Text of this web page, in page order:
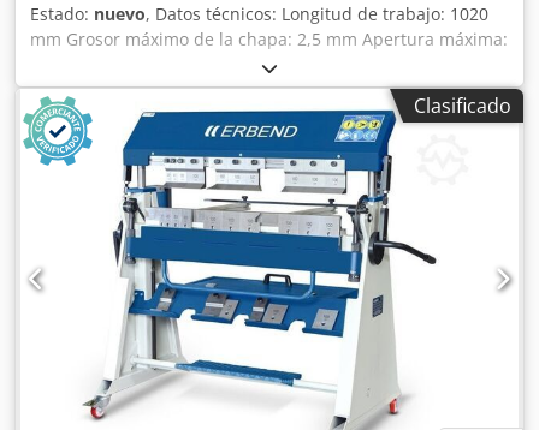
Estado: nuevo, Datos técnicos: Longitud de trabajo: 1020
mm Grosor máximo de la chapa: 2,5 mm Apertura máxima:
48 mm Ángulo de doblado: 0 - 135 ° Ancho: 1350 mm
Profundidad: 820 mm Altura: 1140 mm Peso aproximado:
285 kg Crjdjct Rzbspfx Abuef Características: - Plegadora
universal para talleres de chapa y empresas de reparación
- Construcción robusta con diseño moderno - Ajuste
sencillo de la mordaza superior mediante pedal, lo que
permite tener las manos libres para trabajar la pieza -
Plegadora manual para tareas de doblado estándar -
Mordaza superior segmentada para una gran variedad de
posibilidades de doblado - Óptima relación calidad-precio
- Proceso de doblado rápido y sencillo mediante el mango
de la palanca - Revestimiento de goma antideslizante en el
pedal para un trabajo seguro - Ajuste sencillo de la
mordaza inferior al grosor de la chapa correspondiente -
Mordaza superior alta para la fabricación de perfiles con
Clasificado